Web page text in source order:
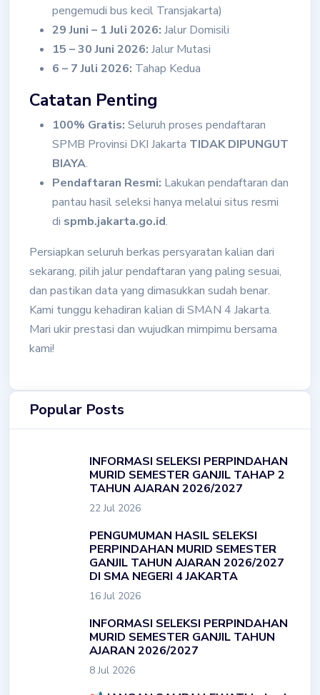
pengemudi bus kecil Transjakarta)
29 Juni – 1 Juli 2026: Jalur Domisili
15 – 30 Juni 2026: Jalur Mutasi
6 – 7 Juli 2026: Tahap Kedua
Catatan Penting
100% Gratis: Seluruh proses pendaftaran
SPMB Provinsi DKI Jakarta TIDAK DIPUNGUT
BIAYA.
Pendaftaran Resmi: Lakukan pendaftaran dan
pantau hasil seleksi hanya melalui situs resmi
di spmb.jakarta.go.id.
Persiapkan seluruh berkas persyaratan kalian dari
sekarang, pilih jalur pendaftaran yang paling sesuai,
dan pastikan data yang dimasukkan sudah benar.
Kami tunggu kehadiran kalian di SMAN 4 Jakarta.
Mari ukir prestasi dan wujudkan mimpimu bersama
kami!
Popular Posts
INFORMASI SELEKSI PERPINDAHAN
MURID SEMESTER GANJIL TAHAP 2
TAHUN AJARAN 2026/2027
22 Jul 2026
PENGUMUMAN HASIL SELEKSI
PERPINDAHAN MURID SEMESTER
GANJIL TAHUN AJARAN 2026/2027
DI SMA NEGERI 4 JAKARTA
16 Jul 2026
INFORMASI SELEKSI PERPINDAHAN
MURID SEMESTER GANJIL TAHUN
AJARAN 2026/2027
8 Jul 2026